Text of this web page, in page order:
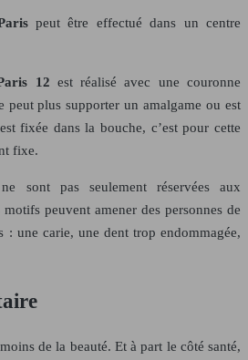
peut être effectué dans un centre
12 est réalisé avec une couronne
peut plus supporter un amalgame ou est
fixée dans la bouche, c’est pour cette
fixe.
sont pas seulement réservées aux
motifs peuvent amener des personnes de
: une carie, une dent trop endommagée,
de la beauté. Et à part le côté santé,